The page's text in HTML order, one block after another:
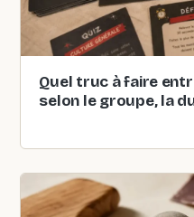
Quel truc à faire
selon le groupe, la